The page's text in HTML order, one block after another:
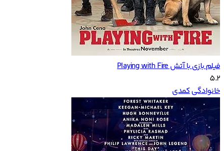
فیلم بازی با آتش Playing with Fire
5.2
خانوادگیکمدی